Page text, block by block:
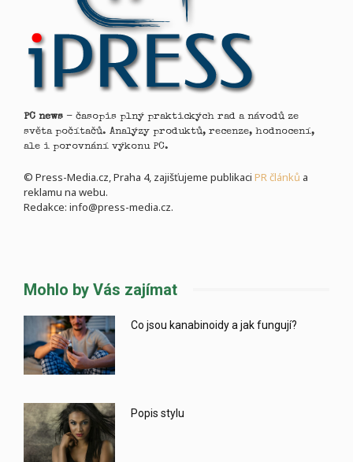
PC news - časopis plný praktických rad a návodů ze
světa počítačů. Analýzy produktů, recenze, hodnocení,
ale i porovnání výkonu PC.
© Press-Media.cz, Praha 4, zajišťujeme publikaci PR článků a
reklamu na webu.
Redakce: info@press-media.cz.
Mohlo by Vás zajímat
Co jsou kanabinoidy a jak fungují?
Popis stylu